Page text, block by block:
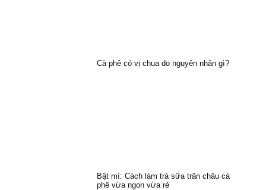
Cà phê có vị chua do nguyên nhân gì?
Bật mí: Cách làm trà sữa trân châu cà
phê vừa ngon vừa rẻ